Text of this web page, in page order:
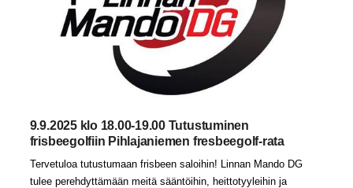
9.9.2025 klo 18.00-19.00 Tutustuminen
frisbeegolfiin Pihlajaniemen fresbeegolf-rata
Tervetuloa tutustumaan frisbeen saloihin! Linnan Mando DG
tulee perehdyttämään meitä sääntöihin, heittotyyleihin ja